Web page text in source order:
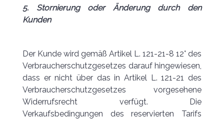
5. Stornierung oder Änderung durch den
Kunden
Der Kunde wird gemäß Artikel L. 121-21-8 12° des
Verbraucherschutzgesetzes darauf hingewiesen,
dass er nicht über das in Artikel L. 121-21 des
Verbraucherschutzgesetzes vorgesehene
Widerrufsrecht verfügt. Die
Verkaufsbedingungen des reservierten Tarifs